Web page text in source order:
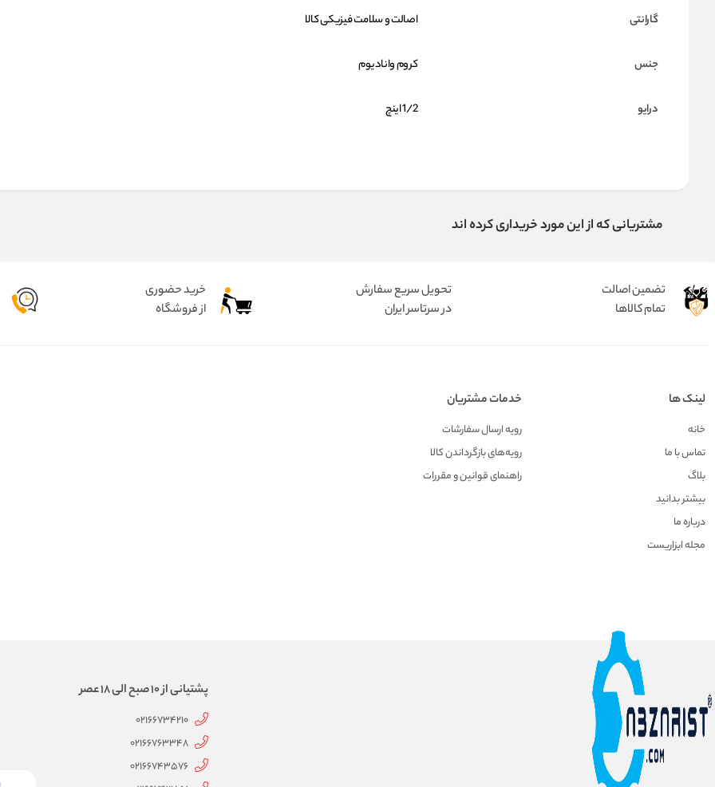
گارانتی اصالت و سلامت فیزیکی کالا
جنس کروم وانادیوم
درایو 1/2 اینچ
مشتریانی که از این مورد خریداری کرده اند
تضمین اصالت
تمام کالاها
تحویل سریع سفارش
در سرتاسر ایران
خرید حضوری
از فروشگاه
لینک ها
خانه
تماس با ما
بلاگ
بیشتر بدانید
درباره ما
مجله ابزاریست
خدمات مشتریان
رویه ارسال سفارشات
رویه‌های بازگرداندن کالا
راهنمای قوانین و مقررات
پشتیانی از 10 صبح الی 18 عصر
02166734210
02166763348
02166743576